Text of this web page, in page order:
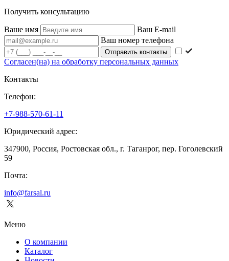
Получить консультацию
Ваше имя
Ваш E-mail
Ваш номер телефона
Согласен(на) на обработку персональных данных
Контакты
Телефон:
+7-988-570-61-11
Юридический адрес:
347900, Россия, Ростовская обл., г. Таганрог, пер. Гоголевский
59
Почта:
info@farsal.ru
Меню
О компании
Каталог